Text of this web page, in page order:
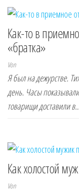
Как-то в
«братка»
Von
Я был на дежурстве.
день. Часы
товарищи доставили
Как холостой
Von